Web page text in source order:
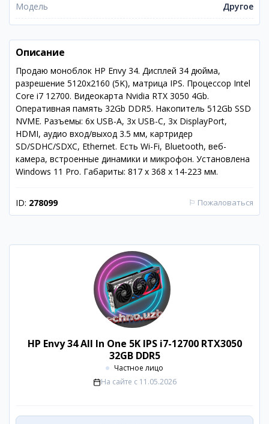
Модель Другое
Описание
Продаю моноблок HP Envy 34. Дисплей 34 дюйма,
разрешение 5120x2160 (5K), матрица IPS. Процессор Intel
Core i7 12700. Видеокарта Nvidia RTX 3050 4Gb.
Оперативная память 32Gb DDR5. Накопитель 512Gb SSD
NVME. Разъемы: 6x USB-A, 3x USB-C, 3x DisplayPort,
HDMI, аудио вход/выход 3.5 мм, картридер
SD/SDHC/SDXC, Ethernet. Есть Wi-Fi, Bluetooth, веб-
камера, встроенные динамики и микрофон. Установлена
Windows 11 Pro. Габариты: 817 х 368 х 14-223 мм.
ID: 278099 ⚐ Пожаловаться
HP Envy 34 All In One 5K IPS i7-12700 RTX3050
32GB DDR5
Частное лицо
На сайте с 11.05.2026